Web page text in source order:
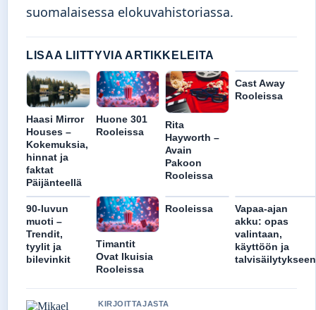
suomalaisessa elokuvahistoriassa.
LISAA LIITTYVIA ARTIKKELEITA
Haasi Mirror
Houses –
Kokemuksia,
hinnat ja
faktat
Päijänteellä
Huone 301
Rooleissa
Rita
Hayworth –
Avain
Pakoon
Rooleissa
Cast Away
Rooleissa
90-luvun
muoti –
Trendit,
tyylit ja
bilevinkit
Timantit
Ovat Ikuisia
Rooleissa
Rooleissa
Vapaa-ajan
akku: opas
valintaan,
käyttöön ja
talvisäilytykseen
KIRJOITTAJASTA